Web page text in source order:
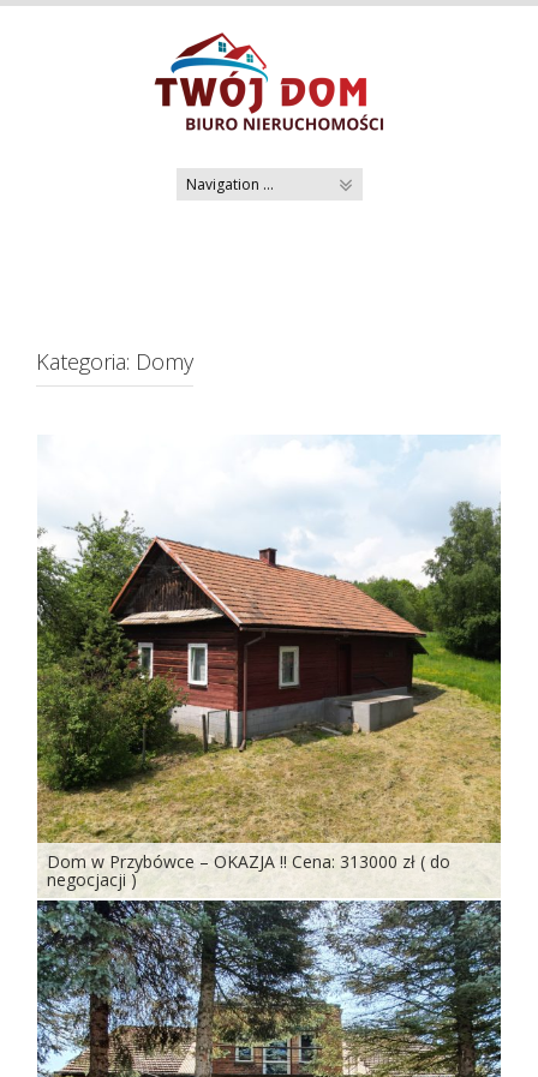
Kategoria: Domy
Dom w Przybówce – OKAZJA !! Cena: 313000 zł ( do
negocjacji )